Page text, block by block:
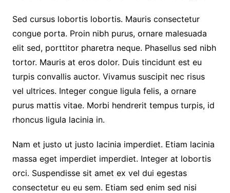
Sed cursus lobortis lobortis. Mauris consectetur
congue porta. Proin nibh purus, ornare malesuada
elit sed, porttitor pharetra neque. Phasellus sed nibh
tortor. Mauris at eros dolor. Duis tincidunt est eu
turpis convallis auctor. Vivamus suscipit nec risus
vel ultrices. Integer congue ligula felis, a ornare
purus mattis vitae. Morbi hendrerit tempus turpis, id
rhoncus ligula lacinia in.
Nam et justo ut justo lacinia imperdiet. Etiam lacinia
massa eget imperdiet imperdiet. Integer at lobortis
orci. Suspendisse sit amet ex vel dui egestas
consectetur eu eu sem. Etiam sed enim sed nisi